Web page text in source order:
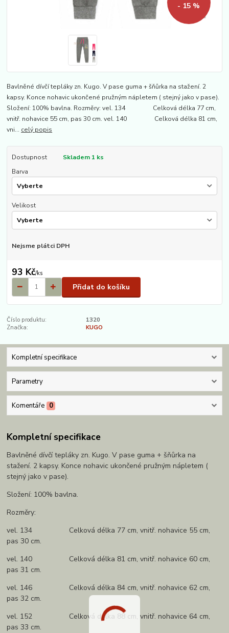
- 15 %
Bavlněné dívčí tepláky zn. Kugo. V pase guma + šňůrka na stažení. 2
kapsy. Konce nohavic ukončené pružným nápletem ( stejný jako v pase).
Složení: 100% bavlna. Rozměry: vel. 134 Celková délka 77 cm,
vnitř. nohavice 55 cm, pas 30 cm. vel. 140 Celková délka 81 cm,
vni... celý popis
Dostupnost
Skladem 1 ks
Barva
Velikost
Nejsme plátci DPH
93 Kč/ks
Přidat do košíku
Číslo produktu:
1320
Značka:
KUGO
Kompletní specifikace
Parametry
Komentáře 0
Kompletní specifikace
Bavlněné dívčí tepláky zn. Kugo. V pase guma + šňůrka na
stažení. 2 kapsy. Konce nohavic ukončené pružným nápletem (
stejný jako v pase).
Složení: 100% bavlna.
Rozměry:
vel. 134 Celková délka 77 cm, vnitř. nohavice 55 cm,
pas 30 cm.
vel. 140 Celková délka 81 cm, vnitř. nohavice 60 cm,
pas 31 cm.
vel. 146 Celková délka 84 cm, vnitř. nohavice 62 cm,
pas 32 cm.
vel. 152 Celková délka 88 cm, vnitř. nohavice 64 cm,
pas 33 cm.